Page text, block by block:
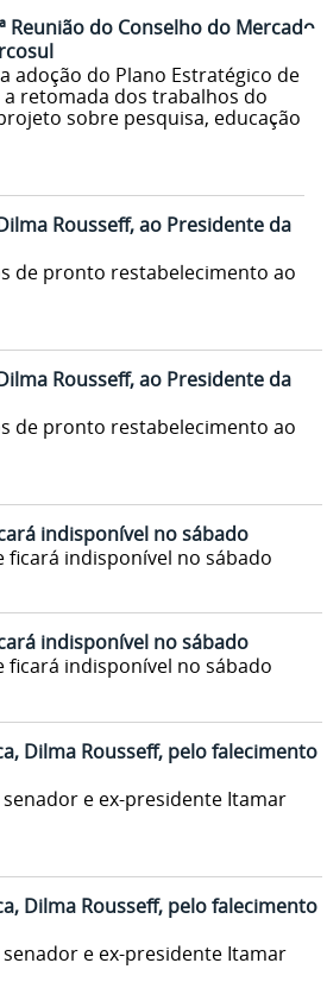
Reunião do Conselho do Mercado
adoção do Plano Estratégico de
retomada dos trabalhos do
sobre pesquisa, educação e
Rousseff, ao Presidente da
de pronto restabelecimento ao
Rousseff, ao Presidente da
de pronto restabelecimento ao
indisponível no sábado
ficará indisponível no sábado
indisponível no sábado
ficará indisponível no sábado
Dilma Rousseff, pelo falecimento
e ex-presidente Itamar
Dilma Rousseff, pelo falecimento
e ex-presidente Itamar